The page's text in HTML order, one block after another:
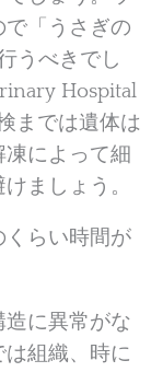
「うさぎの
うべきでし
Hospital
までは遺体は
によって細
ましょう。
くらい時間が
に異常がな
組織、時に